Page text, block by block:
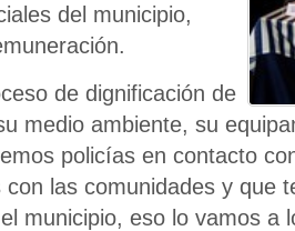
del municipio,
de dignificación de
medio ambiente, su
policías en contacto
las comunidades y que
municipio, eso lo vamos a